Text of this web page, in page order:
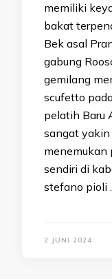
memiliki
bakat
Bek asal
gabung
gemilang
scufetto
pelatih Baru
sangat yakin
menemukan
sendiri di
stefano pioli
2 JUNI 2024